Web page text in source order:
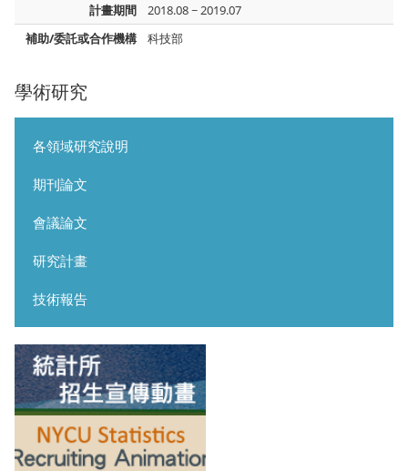
學術研究
各領域研究說明
期刊論文
會議論文
研究計畫
技術報告
計畫期間
2018.08 ~ 2019.07
補助/委託或合作機構
科技部